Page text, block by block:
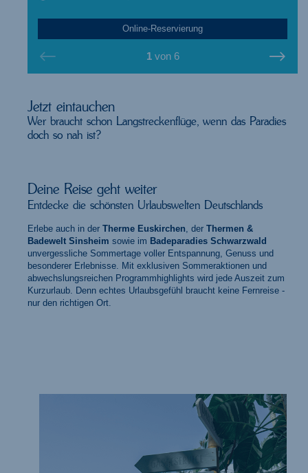
Online-Reservierung
1 von 6
Jetzt eintauchen
Wer braucht schon Langstreckenflüge, wenn das Paradies
doch so nah ist?
Um das Video zu sehen, aktivieren Sie bitte die Marketing-Cookies.
Deine Reise geht weiter
Entdecke die schönsten Urlaubswelten Deutschlands
Erlebe auch in der Therme Euskirchen, der Thermen &
Badewelt Sinsheim sowie im Badeparadies Schwarzwald
unvergessliche Sommertage voller Entspannung, Genuss und
besonderer Erlebnisse. Mit exklusiven Sommeraktionen und
abwechslungsreichen Programmhighlights wird jede Auszeit zum
Kurzurlaub. Denn echtes Urlaubsgefühl braucht keine Fernreise -
nur den richtigen Ort.
Therme Euskirchen